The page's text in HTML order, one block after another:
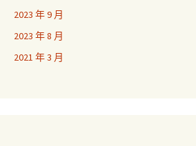
2023 年 9 月
2023 年 8 月
2021 年 3 月